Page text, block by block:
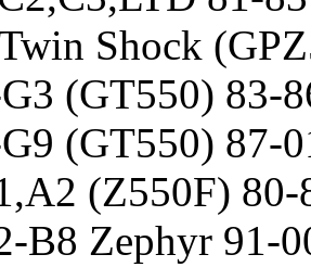
Shock
(GT550) 83-
(GT550) 87-
(Z550F) 80-
B8 Zephyr 91-